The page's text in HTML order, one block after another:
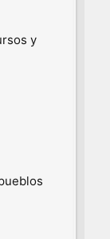
y